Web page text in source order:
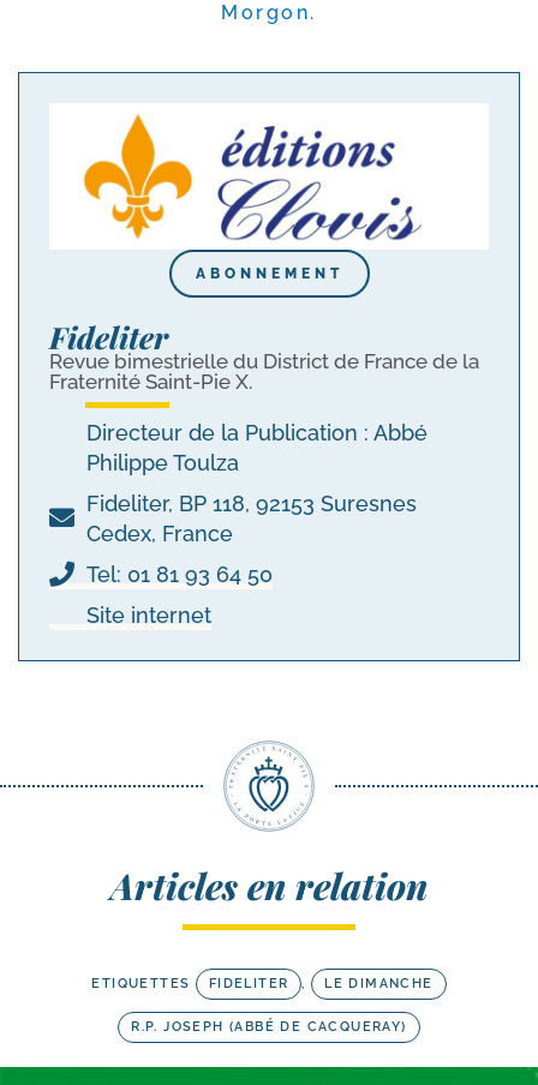
Morgon.
ABONNEMENT
Fideliter
Revue bimestrielle du District de France de la
Fraternité Saint-Pie X.
Directeur de la Publication : Abbé
Philippe Toulza
Fideliter, BP 118, 92153 Suresnes
Cedex, France
Tel: 01 81 93 64 50
Site internet
Articles en relation
ETIQUETTES FIDELITER , LE DIMANCHE
R.P. JOSEPH (ABBÉ DE CACQUERAY)